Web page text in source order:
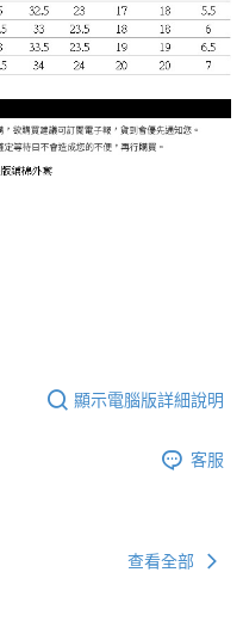
顯示電腦版詳細說明
客服
查看全部